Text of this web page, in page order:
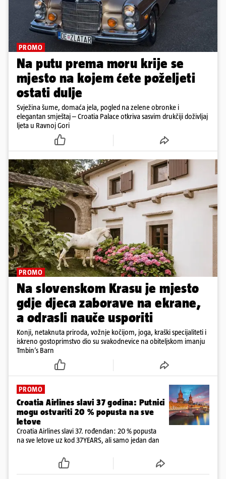
PROMO
Na putu prema moru krije se
mjesto na kojem ćete poželjeti
ostati dulje
Svježina šume, domaća jela, pogled na zelene obronke i
elegantan smještaj – Croatia Palace otkriva sasvim drukčiji doživljaj
ljeta u Ravnoj Gori
PROMO
Na slovenskom Krasu je mjesto
gdje djeca zaborave na ekrane,
a odrasli nauče usporiti
Konji, netaknuta priroda, vožnje kočijom, joga, kraški specijaliteti i
iskreno gostoprimstvo dio su svakodnevice na obiteljskom imanju
Tmbin’s Barn
PROMO
Croatia Airlines slavi 37 godina: Putnici
mogu ostvariti 20 % popusta na sve
letove
Croatia Airlines slavi 37. rođendan: 20 % popusta
na sve letove uz kod 37YEARS, ali samo jedan dan